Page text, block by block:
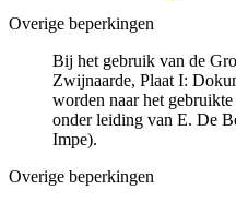
Overige beperkingen
Bij het gebruik van de
Zwijnaarde, Plaat I:
worden naar het
onder leiding van E. De
Impe).
Overige beperkingen